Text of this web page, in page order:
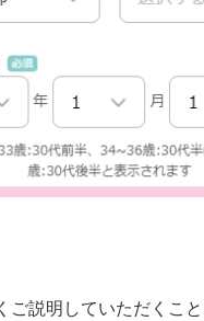
ご説明していただくこ